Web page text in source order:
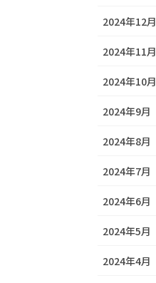
2024年12月
2024年11月
2024年10月
2024年9月
2024年8月
2024年7月
2024年6月
2024年5月
2024年4月